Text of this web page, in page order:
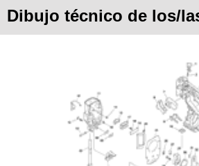
Dibujo técnico de los/